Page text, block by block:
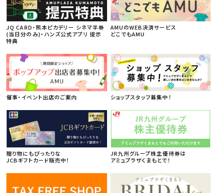
JQ CARD・熊本ピカデリー シネマ半券
(当日分のみ)・ハンズ公式アプリ 提示
特典
AMUのWEB決済サービス
どこでもAMU
催事・イベント出店のご案内 ショップスタッフ募集中！
贈り物にもぴったりな
JCBギフトカード販売中！
JR九州グループ株主優待券は
アミュプラザくまもとで！